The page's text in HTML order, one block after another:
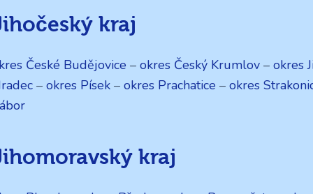
kraj
České Budějovice –okres Český Krumlov –okres
–okres Písek –okres Prachatice –okres
kraj